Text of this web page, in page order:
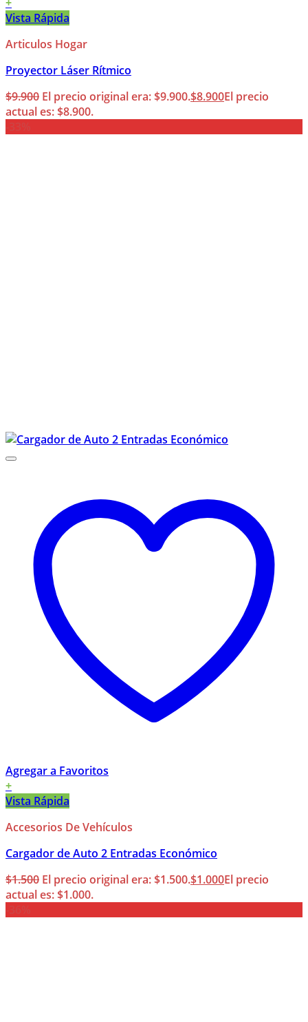
Vista Rápida
Articulos Hogar
Proyector Láser Rítmico
$9.900 El precio original era: $9.900.$8.900El precio
actual es: $8.900.
Agregar a Favoritos
+
Vista Rápida
Accesorios De Vehículos
Cargador de Auto 2 Entradas Económico
$1.500 El precio original era: $1.500.$1.000El precio
actual es: $1.000.